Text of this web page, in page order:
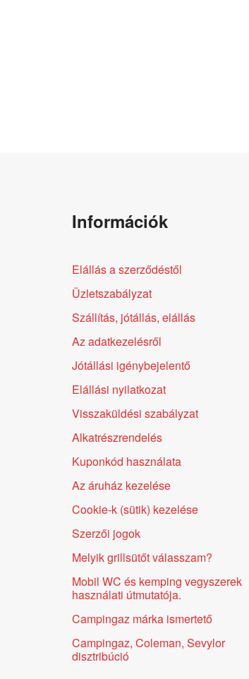
Információk
Elállás a szerződéstől
Üzletszabályzat
Szállítás, jótállás, elállás
Az adatkezelésről
Jótállási igénybejelentő
Elállási nyilatkozat
Visszaküldési szabályzat
Alkatrészrendelés
Kuponkód használata
Az áruház kezelése
Cookie-k (sütik) kezelése
Szerzői jogok
Melyik grillsütőt válasszam?
Mobil WC és kemping vegyszerek
használati útmutatója.
Campingaz márka ismertető
Campingaz, Coleman, Sevylor
disztribúció